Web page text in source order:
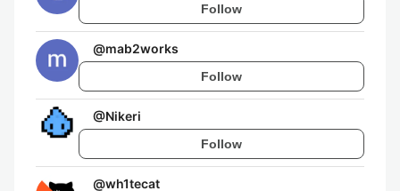
Follow
@mab2works
Follow
@Nikeri
Follow
@wh1tecat